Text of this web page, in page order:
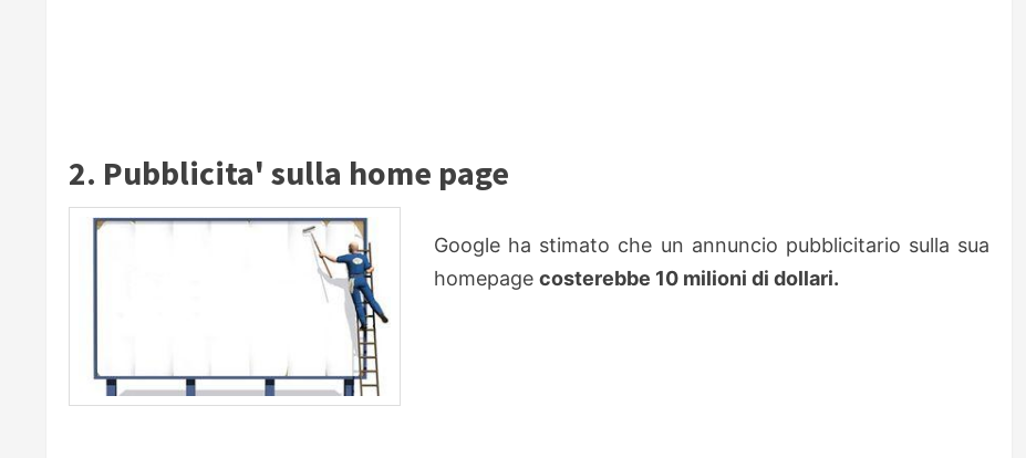
2. Pubblicita' sulla home page
Google ha stimato che un annuncio pubblicitario sulla sua
homepage costerebbe 10 milioni di dollari.